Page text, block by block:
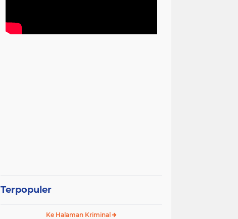
Terpopuler
Ke Halaman Kriminal